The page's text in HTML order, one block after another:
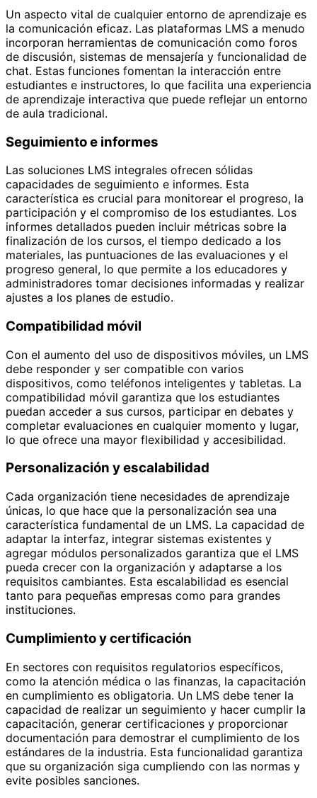
Un aspecto vital de cualquier entorno de aprendizaje es
la comunicación eficaz. Las plataformas LMS a menudo
incorporan herramientas de comunicación como foros
de discusión, sistemas de mensajería y funcionalidad de
chat. Estas funciones fomentan la interacción entre
estudiantes e instructores, lo que facilita una experiencia
de aprendizaje interactiva que puede reflejar un entorno
de aula tradicional.
Seguimiento e informes
Las soluciones LMS integrales ofrecen sólidas
capacidades de seguimiento e informes. Esta
característica es crucial para monitorear el progreso, la
participación y el compromiso de los estudiantes. Los
informes detallados pueden incluir métricas sobre la
finalización de los cursos, el tiempo dedicado a los
materiales, las puntuaciones de las evaluaciones y el
progreso general, lo que permite a los educadores y
administradores tomar decisiones informadas y realizar
ajustes a los planes de estudio.
Compatibilidad móvil
Con el aumento del uso de dispositivos móviles, un LMS
debe responder y ser compatible con varios
dispositivos, como teléfonos inteligentes y tabletas. La
compatibilidad móvil garantiza que los estudiantes
puedan acceder a sus cursos, participar en debates y
completar evaluaciones en cualquier momento y lugar,
lo que ofrece una mayor flexibilidad y accesibilidad.
Personalización y escalabilidad
Cada organización tiene necesidades de aprendizaje
únicas, lo que hace que la personalización sea una
característica fundamental de un LMS. La capacidad de
adaptar la interfaz, integrar sistemas existentes y
agregar módulos personalizados garantiza que el LMS
pueda crecer con la organización y adaptarse a los
requisitos cambiantes. Esta escalabilidad es esencial
tanto para pequeñas empresas como para grandes
instituciones.
Cumplimiento y certificación
En sectores con requisitos regulatorios específicos,
como la atención médica o las finanzas, la capacitación
en cumplimiento es obligatoria. Un LMS debe tener la
capacidad de realizar un seguimiento y hacer cumplir la
capacitación, generar certificaciones y proporcionar
documentación para demostrar el cumplimiento de los
estándares de la industria. Esta funcionalidad garantiza
que su organización siga cumpliendo con las normas y
evite posibles sanciones.